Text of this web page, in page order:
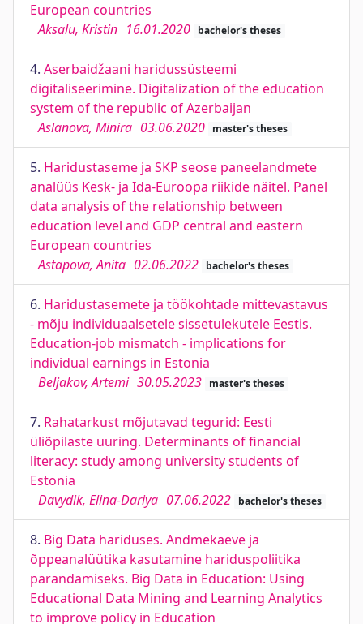
European countries
Aksalu, Kristin 16.01.2020 bachelor's theses
4. Aserbaidžaani haridussüsteemi
digitaliseerimine. Digitalization of the education
system of the republic of Azerbaijan
Aslanova, Minira 03.06.2020 master's theses
5. Haridustaseme ja SKP seose paneelandmete
analüüs Kesk- ja Ida-Euroopa riikide näitel. Panel
data analysis of the relationship between
education level and GDP central and eastern
European countries
Astapova, Anita 02.06.2022 bachelor's theses
6. Haridustasemete ja töökohtade mittevastavus
- mõju individuaalsetele sissetulekutele Eestis.
Education-job mismatch - implications for
individual earnings in Estonia
Beljakov, Artemi 30.05.2023 master's theses
7. Rahatarkust mõjutavad tegurid: Eesti
üliõpilaste uuring. Determinants of financial
literacy: study among university students of
Estonia
Davydik, Elina-Dariya 07.06.2022 bachelor's theses
8. Big Data hariduses. Andmekaeve ja
õppeanalüütika kasutamine hariduspoliitika
parandamiseks. Big Data in Education: Using
Educational Data Mining and Learning Analytics
to improve policy in Education